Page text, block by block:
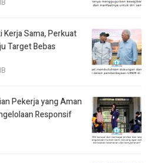
Kerja Sama, Perkuat
Target Bebas
Pekerja yang Aman
Responsif